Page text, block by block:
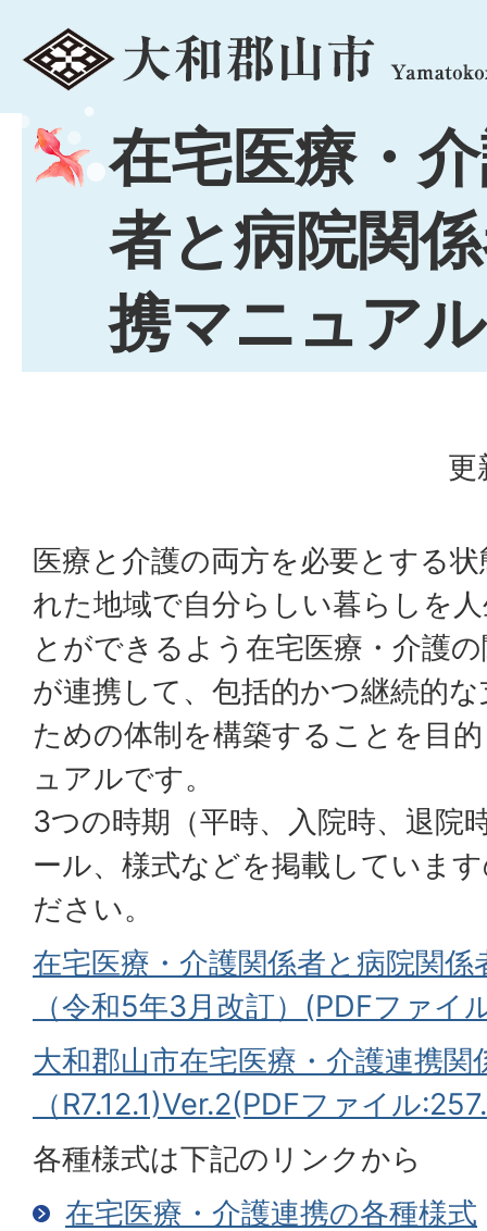
menu
在宅医療・
者と病院関
携マニュアル
更
医療と介護の両方を必要とする
れた地域で自分らしい暮らしを
とができるよう在宅医療・介護
が連携して、包括的かつ継続的
ための体制を構築することを目
ュアルです。
3つの時期（平時、入院時、退院
ール、様式などを掲載していま
ださい。
在宅医療・介護関係者と病院関
（令和5年3月改訂）(PDFファイ
大和郡山市在宅医療・介護連携関
（R7.12.1)Ver.2(PDFファイル
各種様式は下記のリンクから
在宅医療・介護連携の各種様式